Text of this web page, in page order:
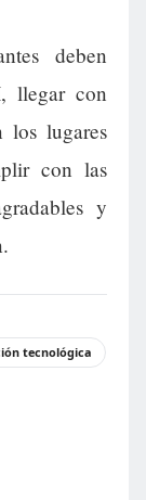
deben
llegar con
los lugares
con las
y
tecnológica